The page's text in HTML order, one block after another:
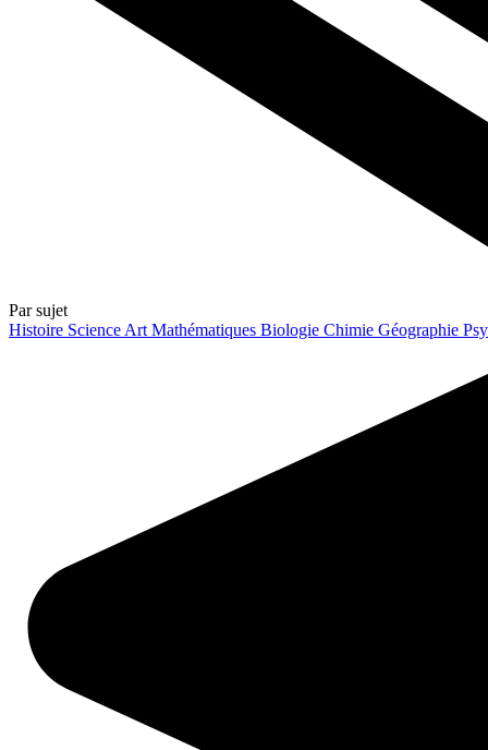
Par sujet
Histoire Science Art Mathématiques Biologie Chimie Géographie